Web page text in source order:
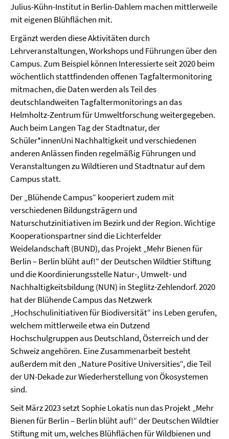
Julius-Kühn-Institut in Berlin-Dahlem machen mittlerweile
mit eigenen Blühflächen mit.
Ergänzt werden diese Aktivitäten durch
Lehrveranstaltungen, Workshops und Führungen über den
Campus. Zum Beispiel können Interessierte seit 2020 beim
wöchentlich stattfindenden offenen Tagfaltermonitoring
mitmachen, die Daten werden als Teil des
deutschlandweiten Tagfaltermonitorings an das
Helmholtz-Zentrum für Umweltforschung weitergegeben.
Auch beim Langen Tag der Stadtnatur, der
Schüler*innenUni Nachhaltigkeit und verschiedenen
anderen Anlässen finden regelmäßig Führungen und
Veranstaltungen zu Wildtieren und Stadtnatur auf dem
Campus statt.
Der „Blühende Campus“ kooperiert zudem mit
verschiedenen Bildungsträgern und
Naturschutzinitiativen im Bezirk und der Region. Wichtige
Kooperationspartner sind die Lichterfelder
Weidelandschaft (BUND), das Projekt „Mehr Bienen für
Berlin – Berlin blüht auf!“ der Deutschen Wildtier Stiftung
und die Koordinierungsstelle Natur-, Umwelt- und
Nachhaltigkeitsbildung (NUN) in Steglitz-Zehlendorf. 2020
hat der Blühende Campus das Netzwerk
„Hochschulinitiativen für Biodiversität“ ins Leben gerufen,
welchem mittlerweile etwa ein Dutzend
Hochschulgruppen aus Deutschland, Österreich und der
Schweiz angehören. Eine Zusammenarbeit besteht
außerdem mit den „Nature Positive Universities“, die Teil
der UN-Dekade zur Wiederherstellung von Ökosystemen
sind.
Seit März 2023 setzt Sophie Lokatis nun das Projekt „Mehr
Bienen für Berlin – Berlin blüht auf!“ der Deutschen Wildtier
Stiftung mit um, welches Blühflächen für Wildbienen und